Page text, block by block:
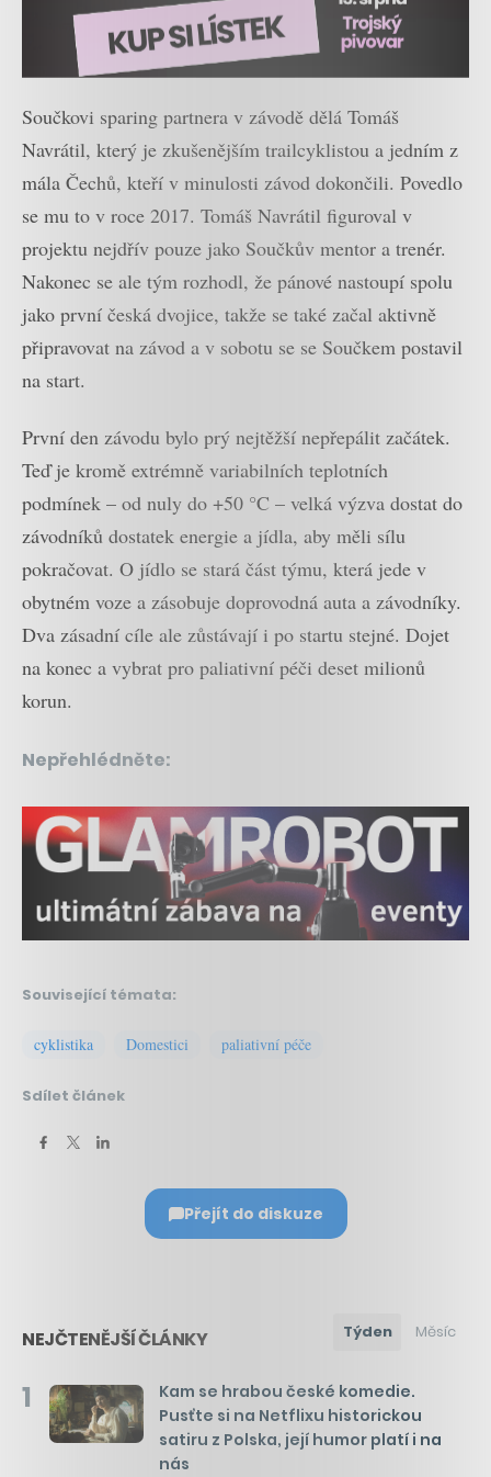
Součkovi sparing partnera v závodě dělá Tomáš
Navrátil, který je zkušenějším trailcyklistou a jedním z
mála Čechů, kteří v minulosti závod dokončili. Povedlo
se mu to v roce 2017. Tomáš Navrátil figuroval v
projektu nejdřív pouze jako Součkův mentor a trenér.
Nakonec se ale tým rozhodl, že pánové nastoupí spolu
jako první česká dvojice, takže se také začal aktivně
připravovat na závod a v sobotu se se Součkem postavil
na start.
První den závodu bylo prý nejtěžší nepřepálit začátek.
Teď je kromě extrémně variabilních teplotních
podmínek – od nuly do +50 °C – velká výzva dostat do
závodníků dostatek energie a jídla, aby měli sílu
pokračovat. O jídlo se stará část týmu, která jede v
obytném voze a zásobuje doprovodná auta a závodníky.
Dva zásadní cíle ale zůstávají i po startu stejné. Dojet
na konec a vybrat pro paliativní péči deset milionů
korun.
Nepřehlédněte:
Související témata:
cyklistika Domestici paliativní péče
Sdílet článek
Přejít do diskuze
NEJČTENĚJŠÍ ČLÁNKY Týden Měsíc
1
Kam se hrabou české komedie.
Pusťte si na Netflixu historickou
satiru z Polska, její humor platí i na
nás